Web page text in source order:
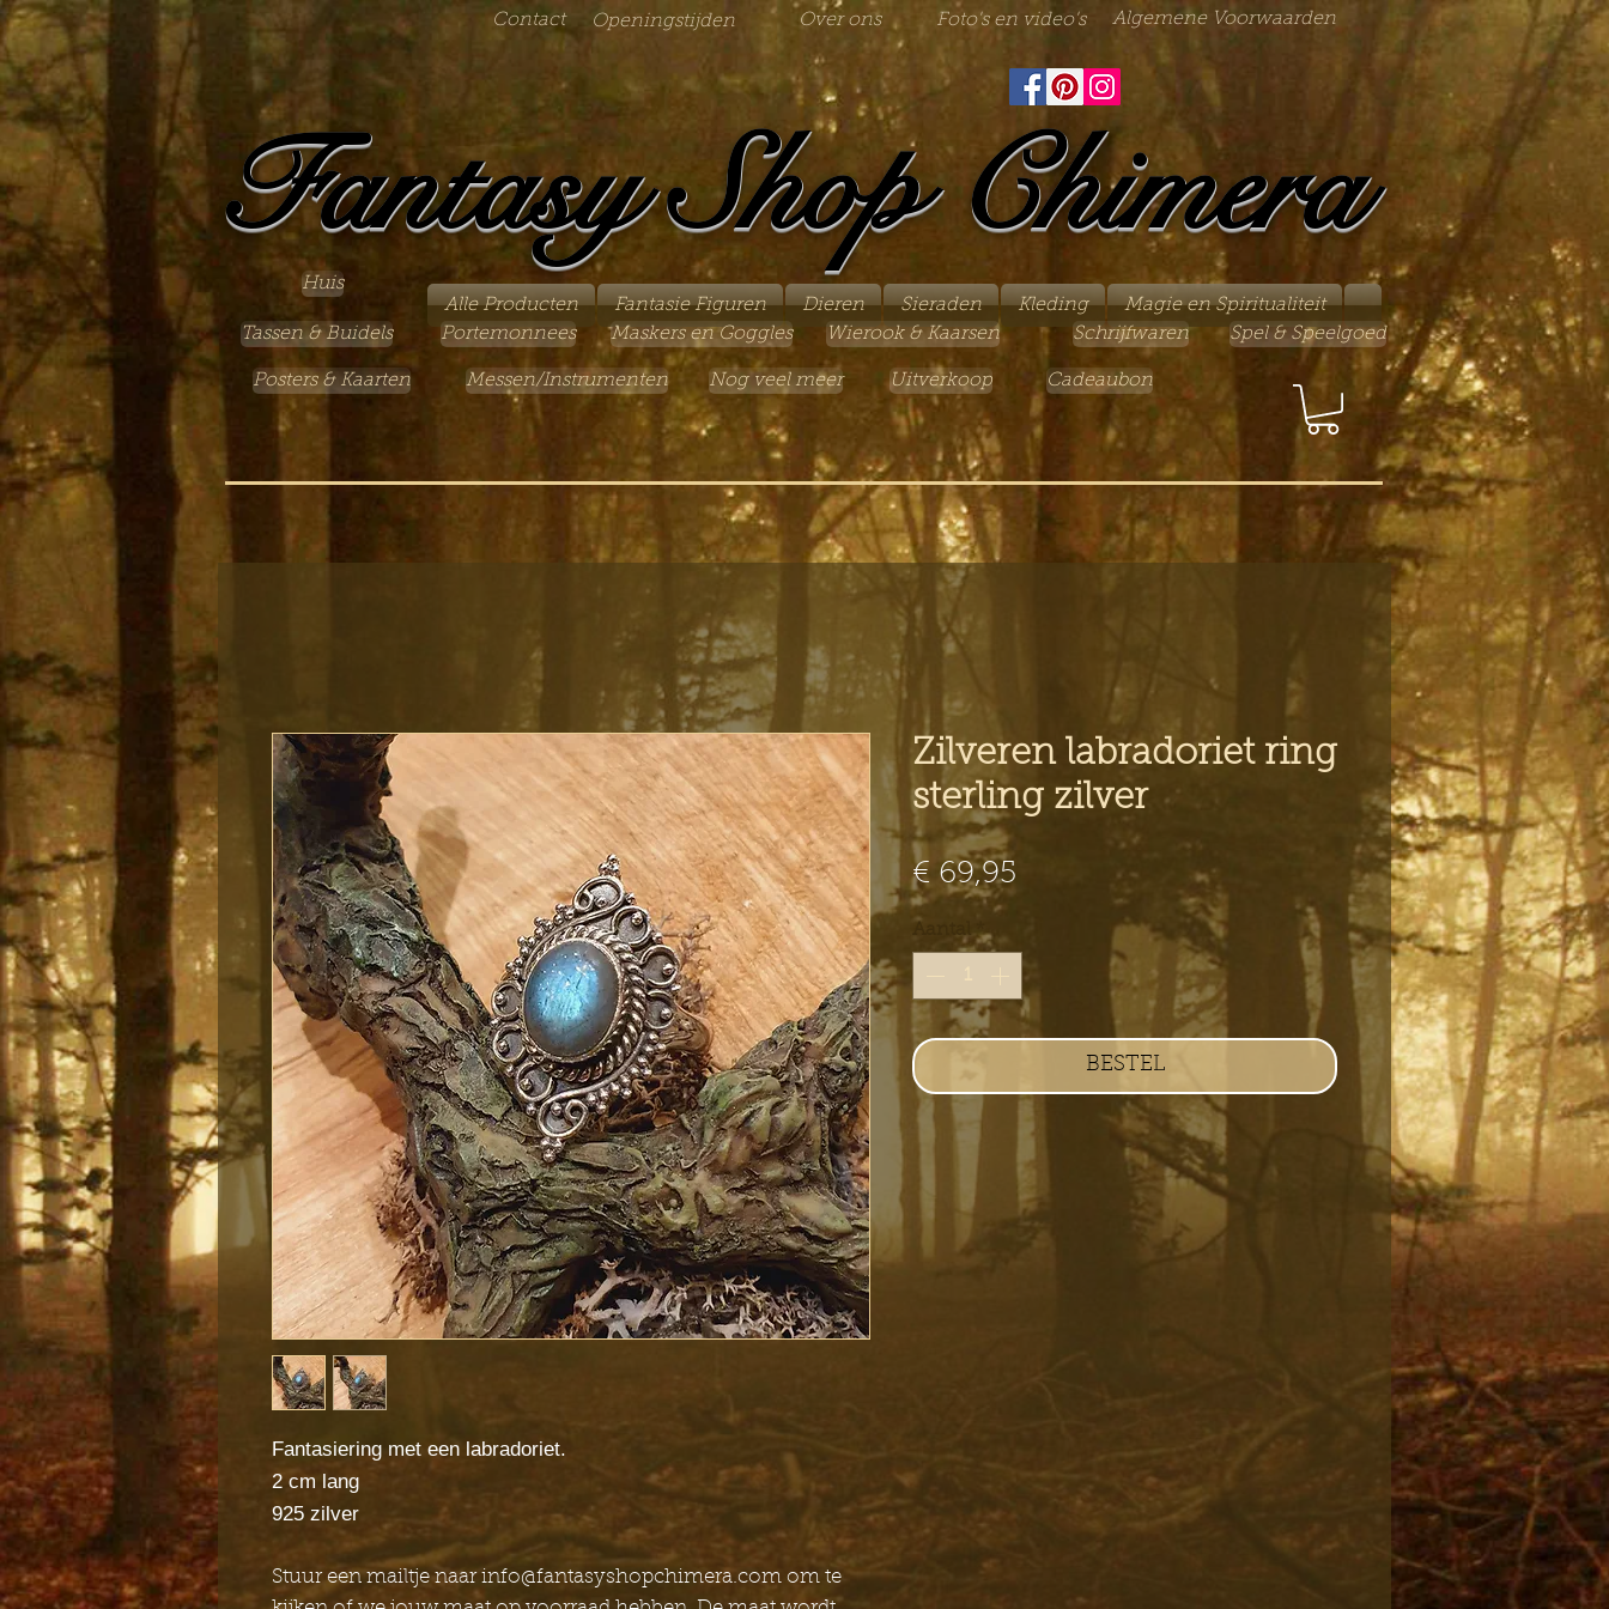
Contact Openingstijden Over ons Foto's en video's Algemene Voorwaarden
Fantasy Shop Chimera
Huis
Alle Producten
Fantasie Figuren Dieren Sieraden Kleding
Magie en Spiritualiteit
Tassen & Buidels
Portemonnees Maskers en Goggles Wierook & Kaarsen Schrijfwaren
Posters & Kaarten Messen/Instrumenten Nog veel meer Uitverkoop Cadeaubon
Spel & Speelgoed
Fantasiering met een labradoriet.
2 cm lang
925 zilver
Stuur een mailtje naar info@fantasyshopchimera.com om te
Zilveren labradoriet ring
sterling zilver
€ 69,95
*
BESTEL